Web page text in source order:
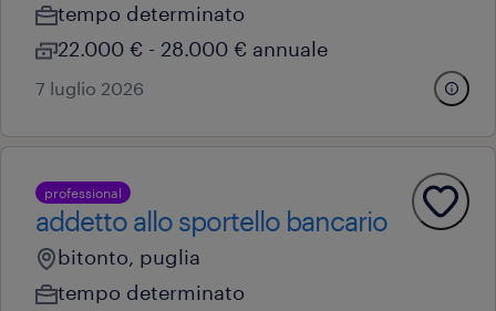
tempo determinato
22.000 € - 28.000 € annuale
7 luglio 2026
professional
addetto allo sportello bancario
bitonto, puglia
tempo determinato